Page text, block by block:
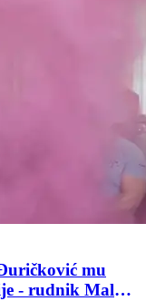
mu
- rudnik Malka